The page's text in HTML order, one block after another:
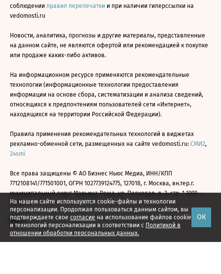
На нашем сайте используются cookie-файлы и технологии
персонализации. Продолжая пользоваться данным сайтом, вы
подтверждаете свое согласие на использование файлов cookie
и технологий персонализации в соответствии с Политикой в
отношении обработки персональных данных.
ОК
соблюдении правил перепечатки и при наличии гиперссылки на
vedomosti.ru
Новости, аналитика, прогнозы и другие материалы, представленные
на данном сайте, не являются офертой или рекомендацией к покупке
или продаже каких-либо активов.
На информационном ресурсе применяются рекомендательные
технологии (информационные технологии предоставления
информации на основе сбора, систематизации и анализа сведений,
относящихся к предпочтениям пользователей сети «Интернет»,
находящихся на территории Российской Федерации).
Правила применения рекомендательных технологий в виджетах
рекламно-обменной сети, размещенных на сайте vedomosti.ru: СМИ2,
24smi
Все права защищены © АО Бизнес Ньюс Медиа, ИНН/КПП
7712108141/771501001, ОГРН 1027739124775, 127018, г. Москва, вн.тер.г.
муниципальный округ Марьина Роща, ул. Полковая, д. 3, стр. 1 1999—
2026